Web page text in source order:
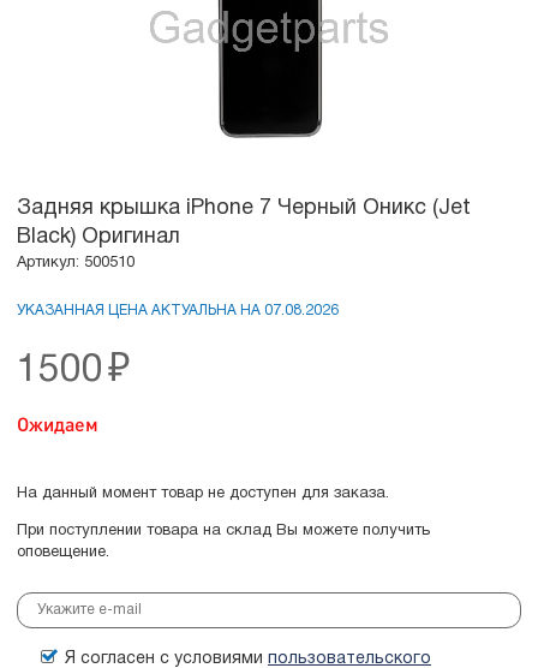
Задняя крышка iPhone 7 Черный Оникс (Jet
Black) Оригинал
Артикул: 500510
УКАЗАННАЯ ЦЕНА АКТУАЛЬНА НА 07.08.2026
1500 ₽
Ожидаем
На данный момент товар не доступен для заказа.
При поступлении товара на склад Вы можете получить
оповещение.
Я согласен с условиями пользовательского